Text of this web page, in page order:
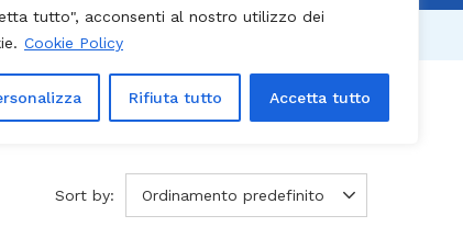
tutto", acconsenti al nostro utilizzo dei
Cookie Policy
Rifiuta tutto Accetta tutto
Sort by: Ordinamento predefinito